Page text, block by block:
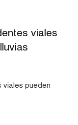
viales
viales pueden